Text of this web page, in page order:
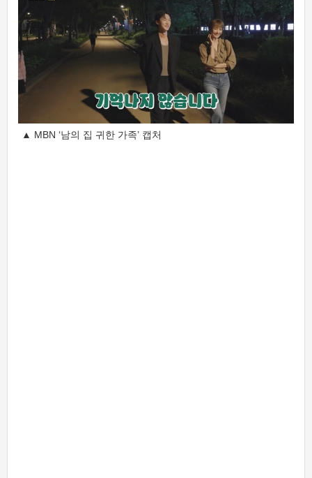
▲ MBN ‘남의 집 귀한 가족’ 캡처